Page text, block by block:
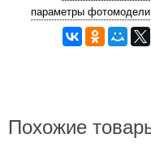
параметры фотомодели
Похожие